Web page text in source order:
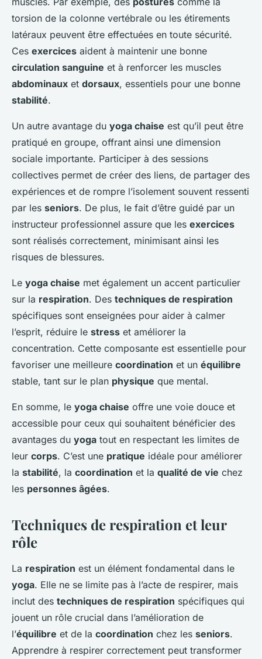
torsion de la colonne vertébrale ou les étirements
latéraux peuvent être effectuées en toute sécurité.
Ces exercices aident à maintenir une bonne
circulation sanguine et à renforcer les muscles
abdominaux et dorsaux, essentiels pour une bonne
stabilité.
Un autre avantage du yoga chaise est qu’il peut être
pratiqué en groupe, offrant ainsi une dimension
sociale importante. Participer à des sessions
collectives permet de créer des liens, de partager des
expériences et de rompre l’isolement souvent ressenti
par les seniors. De plus, le fait d’être guidé par un
instructeur professionnel assure que les exercices
sont réalisés correctement, minimisant ainsi les
risques de blessures.
Le yoga chaise met également un accent particulier
sur la respiration. Des techniques de respiration
spécifiques sont enseignées pour aider à calmer
l’esprit, réduire le stress et améliorer la
concentration. Cette composante est essentielle pour
favoriser une meilleure coordination et un équilibre
stable, tant sur le plan physique que mental.
En somme, le yoga chaise offre une voie douce et
accessible pour ceux qui souhaitent bénéficier des
avantages du yoga tout en respectant les limites de
leur corps. C’est une pratique idéale pour améliorer
la stabilité, la coordination et la qualité de vie chez
les personnes âgées.
Techniques de respiration et leur
rôle
La respiration est un élément fondamental dans le
yoga. Elle ne se limite pas à l’acte de respirer, mais
inclut des techniques de respiration spécifiques qui
jouent un rôle crucial dans l’amélioration de
l’équilibre et de la coordination chez les seniors.
Apprendre à respirer correctement peut transformer